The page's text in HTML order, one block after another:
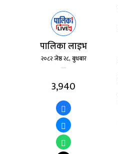
पालिका लाइभ
२०८२ जेष्ठ २८, बुधबार
3,940